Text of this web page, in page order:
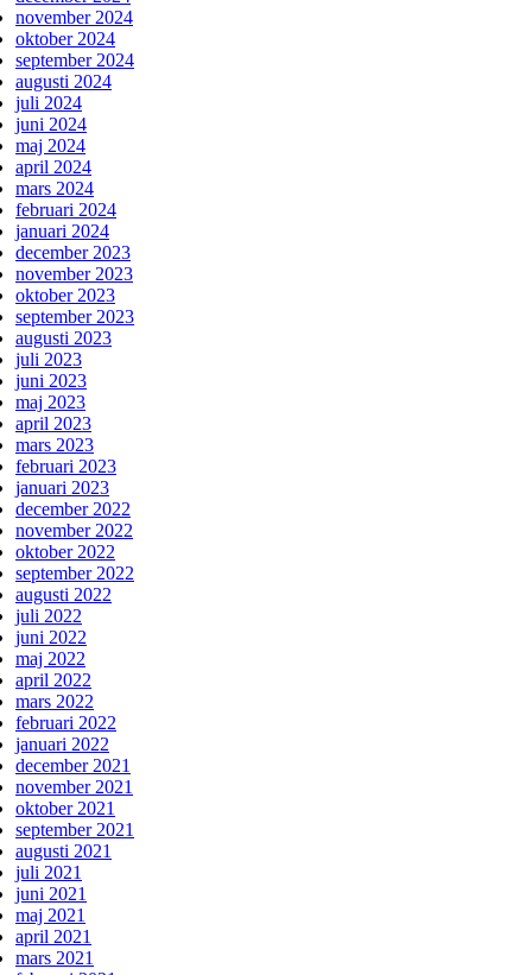
november 2024
oktober 2024
september 2024
augusti 2024
juli 2024
juni 2024
maj 2024
april 2024
mars 2024
februari 2024
januari 2024
december 2023
november 2023
oktober 2023
september 2023
augusti 2023
juli 2023
juni 2023
maj 2023
april 2023
mars 2023
februari 2023
januari 2023
december 2022
november 2022
oktober 2022
september 2022
augusti 2022
juli 2022
juni 2022
maj 2022
april 2022
mars 2022
februari 2022
januari 2022
december 2021
november 2021
oktober 2021
september 2021
augusti 2021
juli 2021
juni 2021
maj 2021
april 2021
mars 2021